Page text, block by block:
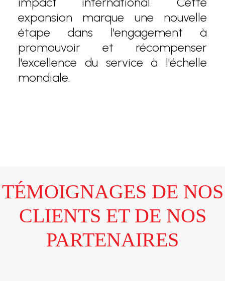
expansion marque une nouvelle
étape dans l'engagement à
promouvoir et récompenser
l'excellence du service à l'échelle
mondiale.
TÉMOIGNAGES DE NOS
CLIENTS ET DE NOS
PARTENAIRES